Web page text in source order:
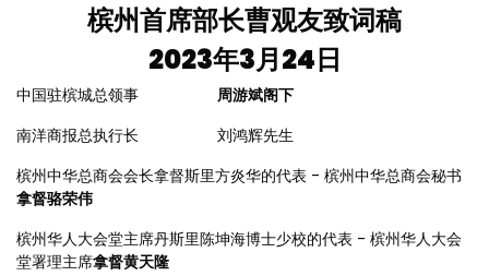
槟州首席部长曹观友致词稿
2023年3月24日
中国驻槟城总领事 周游斌阁下
南洋商报总执行长 刘鸿辉先生
槟州中华总商会会长拿督斯里方炎华的代表 - 槟州中华总商会秘书
拿督骆荣伟
槟州华人大会堂主席丹斯里陈坤海博士少校的代表 - 槟州华人大会
堂署理主席拿督黄天隆